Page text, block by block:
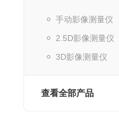
手动影像测量仪
2.5D影像测量仪
3D影像测量仪
查看全部产品